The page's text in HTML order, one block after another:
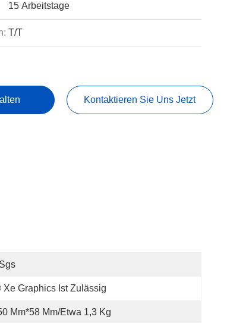
15 Arbeitstage
T/T
Kontaktieren Sie Uns Jetzt
Xe Graphics Ist Zulässig
Mm*58 Mm/etwa 1,3 Kg